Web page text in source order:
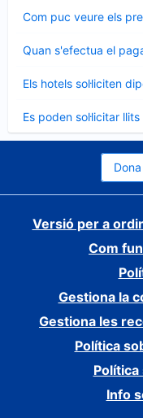
Com puc veure els
tancat
Quan s'efectua el
tancat
Els hotels sol·liciten
tancat
Es poden sol·licitar
tancat
Versió per a
Com
Gestiona la
Gestiona les
Política
Info